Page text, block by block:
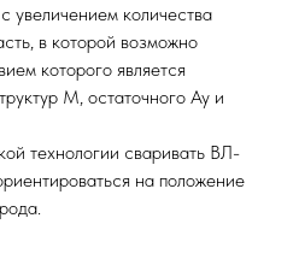
увеличением количества
в которой возможно
которого является
М, остаточного Ау и
технологии сваривать ВЛ-
на положение